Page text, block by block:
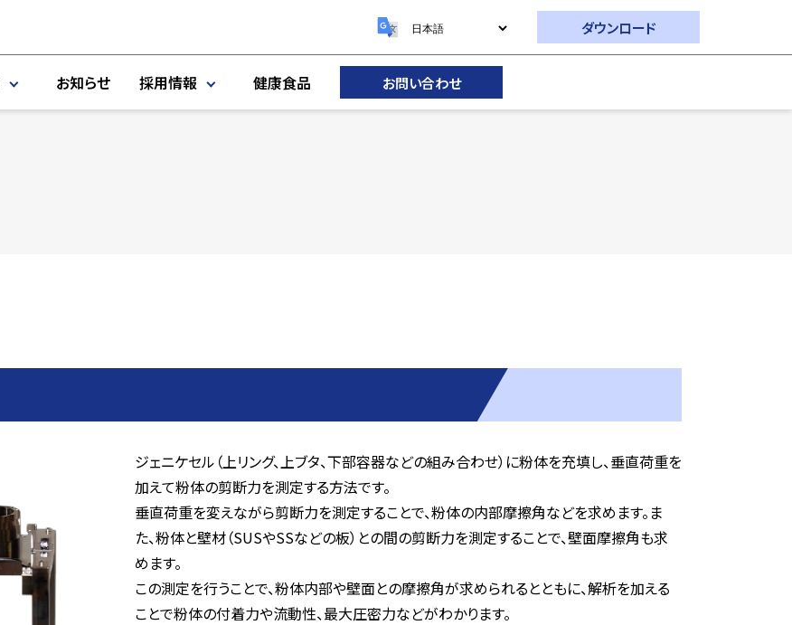
ダウンロード
お知らせ 採用情報 健康食品 お問い合わせ
ジェニケセル（上リング、上ブタ、下部容器などの組み合わせ）に粉体を充填し、垂直荷重を
加えて粉体の剪断力を測定する方法です。
垂直荷重を変えながら剪断力を測定することで、粉体の内部摩擦角などを求めます。ま
た、粉体と壁材（SUSやSSなどの板）との間の剪断力を測定することで、壁面摩擦角も求
めます。
この測定を行うことで、粉体内部や壁面との摩擦角が求められるとともに、解析を加える
ことで粉体の付着力や流動性、最大圧密力などがわかります。